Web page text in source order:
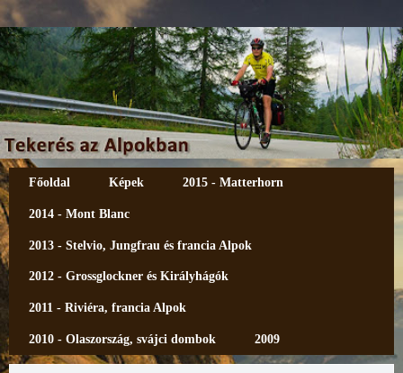
Főoldal Képek 2015 - Matterhorn
2014 - Mont Blanc
2013 - Stelvio, Jungfrau és francia Alpok
2012 - Grossglockner és Királyhágók
2011 - Riviéra, francia Alpok
2010 - Olaszország, svájci dombok 2009